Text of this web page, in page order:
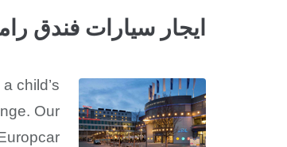
ايجار سيارات فندق
child’s
Our